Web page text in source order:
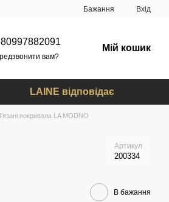
Бажання Вхід
вам?
Мій кошик
LAINE відповідає
покривала LA MODNO
Артикул
200334
В бажання